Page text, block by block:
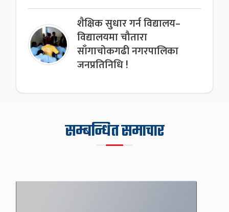
शैक्षिक सुधार गर्न विद्यालय–
विद्यालयमा चौतारा
साँगाचोकगढी नगरपालिका
जनप्रतिनिधि !
सम्बन्धित समाचार